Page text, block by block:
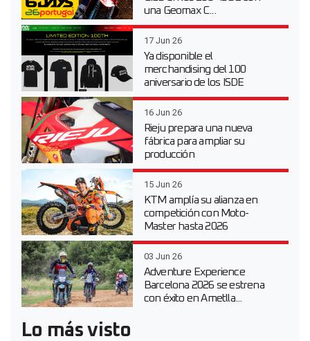
una Geomax C...
17 Jun 26
Ya disponible el
merchandising del 100
aniversario de los ISDE
16 Jun 26
Rieju prepara una nueva
fábrica para ampliar su
producción
15 Jun 26
KTM amplía su alianza en
competición con Moto-
Master hasta 2026
03 Jun 26
Adventure Experience
Barcelona 2026 se estrena
con éxito en Ametlla...
Lo más visto